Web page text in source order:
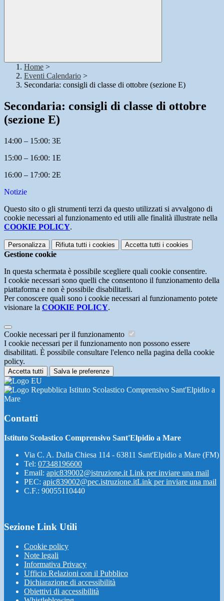
Home >
Eventi Calendario >
Secondaria: consigli di classe di ottobre (sezione E)
Secondaria: consigli di classe di ottobre
(sezione E)
14:00 – 15:00: 3E
15:00 – 16:00: 1E
16:00 – 17:00: 2E
Notizie
Questo sito o gli strumenti terzi da questo utilizzati si avvalgono di
cookie necessari al funzionamento ed utili alle finalità illustrate nella
COOKIE POLICY.
Personalizza Rifiuta tutti i cookies Accetta tutti i cookies
Gestione cookie
In questa schermata è possibile scegliere quali cookie consentire.
I cookie necessari sono quelli che consentono il funzionamento della
piattaforma e non è possibile disabilitarli.
Per conoscere quali sono i cookie necessari al funzionamento potete
visionare la COOKIE POLICY.
Cookie necessari per il funzionamento
I cookie necessari per il funzionamento non possono essere
disabilitati. È possibile consultare l'elenco nella pagina della cookie
policy.
Accetta tutti Salva le preferenze
Istituto Scolastico Comprensivo Sant'Elpidio a
Mare
Contatti
Istituto Scolastico Comprensivo Sant'Elpidio a Mare
Via C. A. Dalla Chiesa 114 - 63811 Sant'Elpidio a Mare (FM)
Tel: 07348196600
Email: apic839002@istruzione.it Link per inviare una mail
PEC: apic839002@pec.istruzione.itLink per inviare una mail
C.F.: 90055110440
Sezione Link Utili
Cookie policy
Note legali
Informativa Privacy
Ufficio Relazioni con il Pubblico
Dichiarazione di accessibilità
Obiettivi di accessibilità